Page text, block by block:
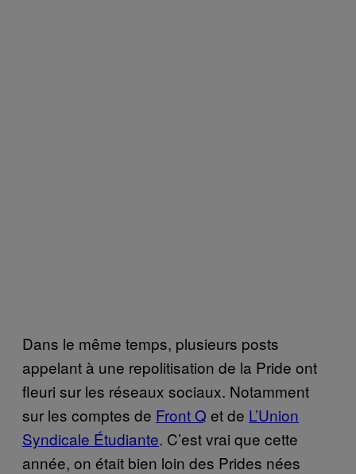
Dans le même temps, plusieurs posts
appelant à une repolitisation de la Pride ont
fleuri sur les réseaux sociaux. Notamment
sur les comptes de Front Q et de L’Union
Syndicale Étudiante. C’est vrai que cette
année, on était bien loin des Prides nées